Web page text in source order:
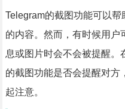
Telegram的截图功能可以
的内容。然而，有时候用户
息或图片时会不会被提醒。
的截图功能是否会提醒对方
起注意。